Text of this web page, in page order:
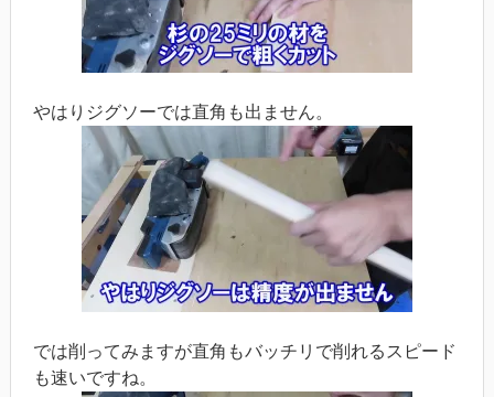
やはりジグソーでは直角も出ません。
では削ってみますが直角もバッチリで削れるスピード
も速いですね。